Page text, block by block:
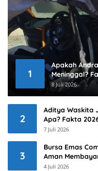
1
Apakah
Meninggal?
8 Juli 2026
2
Aditya Waskita
Apa? Fakta
7 Juli 2026
3
Bursa Emas
Aman
4 Juli 2026